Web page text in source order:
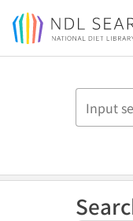
Jump to main content